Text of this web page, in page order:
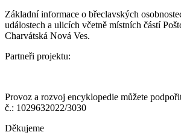
Základní informace o břeclavských
událostech a ulicích včetně místních částí
Charvátská Nová Ves.
Partneři projektu:
Provoz a rozvoj encyklopedie můžete
č.: 1029632022/3030
Děkujeme